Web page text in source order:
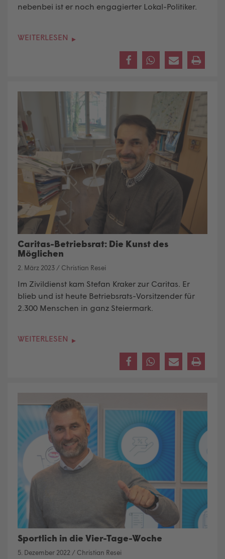
nebenbei ist er noch engagierter Lokal-Politiker.
WEITERLESEN
Caritas-Betriebsrat: Die Kunst des
Möglichen
2. März 2023 / Christian Resei
Im Zivildienst kam Stefan Kraker zur Caritas. Er
blieb und ist heute Betriebsrats-Vorsitzender für
2.300 Menschen in ganz Steiermark.
WEITERLESEN
Sportlich in die Vier-Tage-Woche
5. Dezember 2022 / Christian Resei